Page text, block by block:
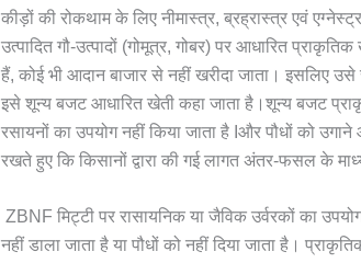
कीड़ों की रोकथाम के लिए नीमास्त्र, ब्रह्रास्त्र एवं
उत्पादित गौ-उत्पादों (गोमूत्र, गोबर) पर आधारित
हैं, कोई भी आदान बाजार से नहीं खरीदा जाता। इसलिए
इसे शून्य बजट आधारित खेती कहा जाता है।शून्य बजट
रसायनों का उपयोग नहीं किया जाता है Iऔर पौधों को
रखते हुए कि किसानों द्वारा की गई लागत अंतर-फसल के
ZBNF मिट्टी पर रासायनिक या जैविक उर्वरकों का
नहीं डाला जाता है या पौधों को नहीं दिया जाता है।